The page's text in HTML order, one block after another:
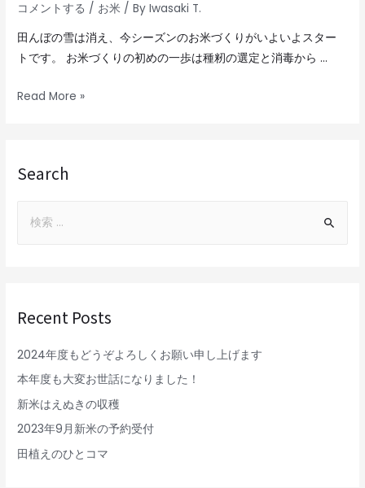
コメントする / お米 / ByIwasaki T.
田んぼの雪は消え、今シーズンのお米づくりがいよいよスター
トです。 お米づくりの初めの一歩は種籾の選定と消毒から …
Read More »
Search
Recent Posts
2024年度もどうぞよろしくお願い申し上げます
本年度も大変お世話になりました！
新米はえぬきの収穫
2023年9月新米の予約受付
田植えのひとコマ